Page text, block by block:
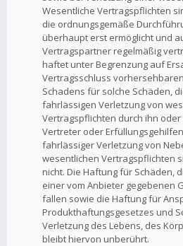
Wesentliche Vertragspflichten
die ordnungsgemäße
überhaupt erst ermöglicht und
Vertragspartner regelmäßig
haftet unter Begrenzung auf
Vertragsschluss
Schadens für solche Schäden,
fahrlässigen Verletzung von
Vertragspflichten durch ihn
Vertreter oder
fahrlässiger Verletzung von
wesentlichen Vertragspflichten
nicht. Die Haftung für Schäden,
einer vom Anbieter gegebenen
fallen sowie die Haftung für
Produkthaftungsgesetzes und
Verletzung des Lebens, des
bleibt hiervon unberührt.